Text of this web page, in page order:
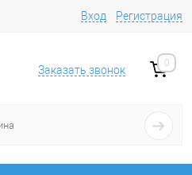
Вход Регистрация
Заказать звонок
0